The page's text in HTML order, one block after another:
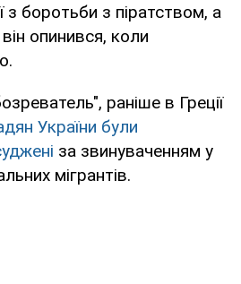
з боротьби з піратством, а
опинився, коли
раніше в Греції
України були
за звинуваченням у
мігрантів.